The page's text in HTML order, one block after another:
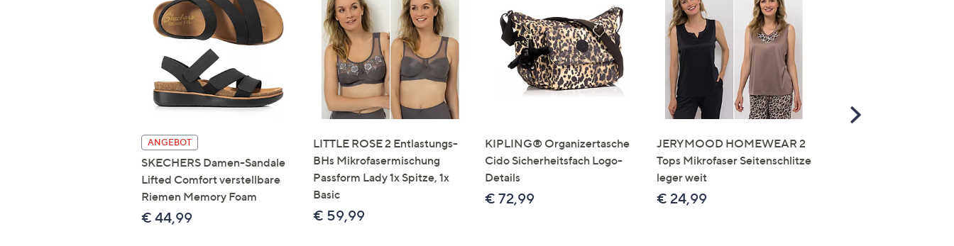
ANGEBOT
SKECHERS Damen-Sandale
Lifted Comfort verstellbare
Riemen Memory Foam
€ 44,99
LITTLE ROSE 2 Entlastungs-
BHs Mikrofasermischung
Passform Lady 1x Spitze, 1x
Basic
€ 59,99
KIPLING® Organizertasche
Cido Sicherheitsfach Logo-
Details
€ 72,99
JERYMOOD HOMEWEAR 2
Tops Mikrofaser Seitenschlitze
leger weit
€ 24,99
Scroll